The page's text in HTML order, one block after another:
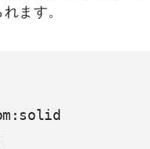
ます。